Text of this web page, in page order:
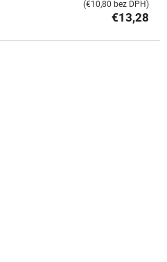
€13,28
(€10,80 bez DPH)